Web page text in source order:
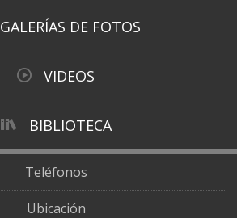
GALERÍAS DE FOTOS
VIDEOS
BIBLIOTECA
Teléfonos
Ubicación